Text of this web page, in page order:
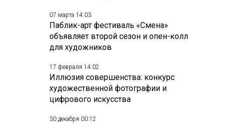
07 марта 14:03
Паблик-арт фестиваль «Смена»
объявляет второй сезон и опен-колл
для художников
17 февраля 14:02
Иллюзия совершенства: конкурс
художественной фотографии и
цифрового искусства
30 декабря 00:12